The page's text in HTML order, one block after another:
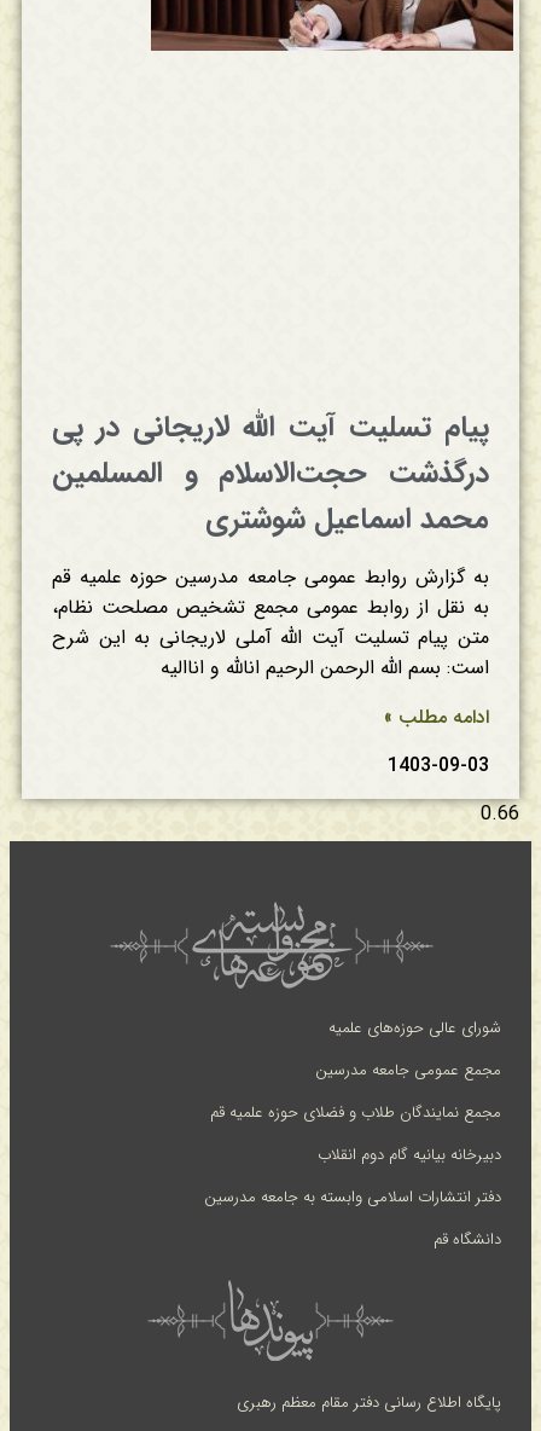
پیام تسلیت آیت الله لاریجانی در پی
درگذشت حجت‌الاسلام و المسلمین
محمد اسماعیل شوشتری
به گزارش روابط عمومی جامعه مدرسین حوزه علمیه قم
به نقل از روابط عمومی مجمع تشخیص مصلحت نظام،
متن پیام تسلیت آیت الله آملی لاریجانی به این شرح
است: بسم الله الرحمن الرحیم انالله و اناالیه
ادامه مطلب »
1403-09-03
شورای عالی حوزه‌های علمیه
مجمع عمومی جامعه مدرسین
مجمع نمایندگان طلاب و فضلای حوزه علمیه قم
دبیرخانه بیانیه گام دوم انقلاب
دفتر انتشارات اسلامی وابسته به جامعه مدرسین
دانشگاه قم
پایگاه اطلاع رسانی دفتر مقام معظم رهبری